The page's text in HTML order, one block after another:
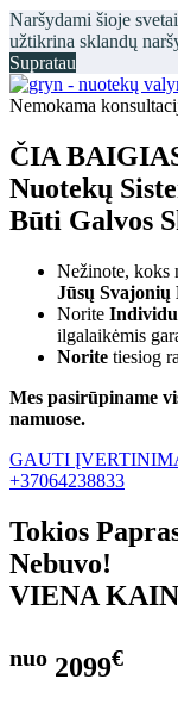
Naršydami šioje
užtikrina sklandų
Supratau
Nemokama
ČIA
Nuotekų
Būti Galvos
Nežinote, koks
Jūsų Svajonių
Norite
ilgalaikėmis
Norite tiesiog
Mes pasirūpiname
namuose.
GAUTI
+37064238833
Tokios
Nebuvo!
VIENA
nuo 2099€